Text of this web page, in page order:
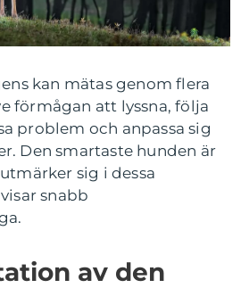
kan mätas genom flera
förmågan att lyssna, följa
problem och anpassa sig
Den smartaste hunden är
sig i dessa
snabb
av den